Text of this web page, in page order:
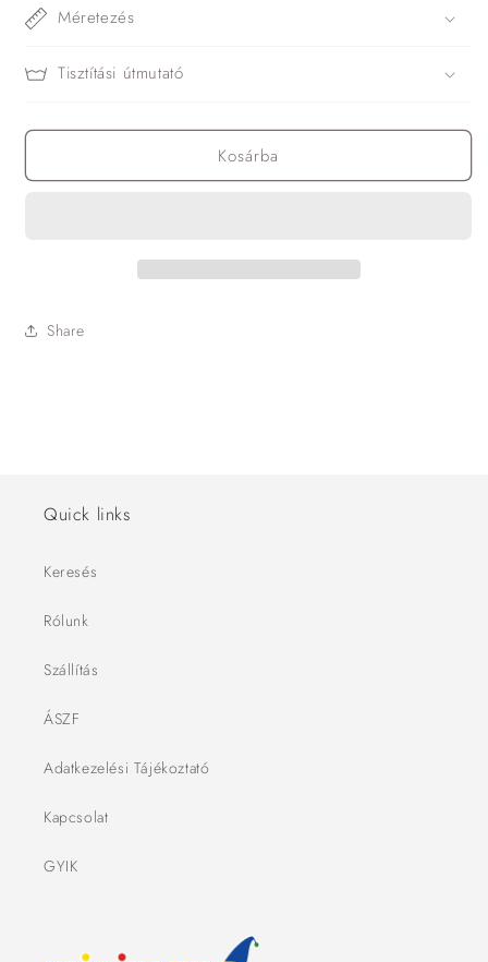
Méretezés
Tisztítási útmutató
Kosárba
Share
Quick links
Keresés
Rólunk
Szállítás
ÁSZF
Adatkezelési Tájékoztató
Kapcsolat
GYIK